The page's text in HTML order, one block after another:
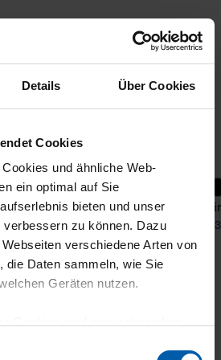
Details Über Cookies
Cookies
und ähnliche Web-
ein optimal auf Sie
bieten und unser
zu können. Dazu
verschiedene Arten von
die Daten sammeln, wie Sie
Geräten nutzen.
+21
T-
from